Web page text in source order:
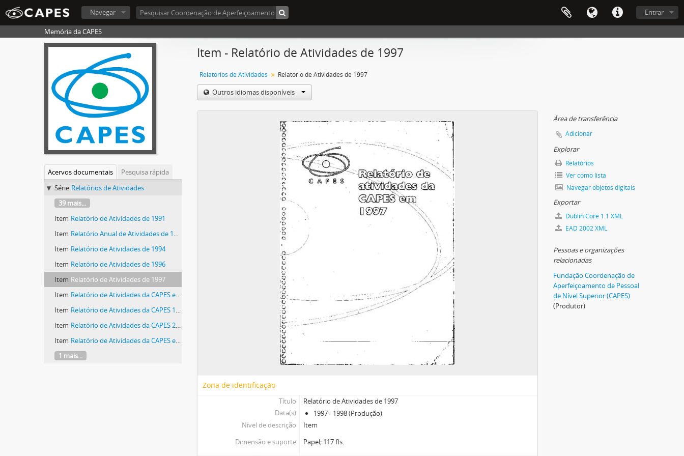
Entrar
Navegar
Memória da CAPES
Acervos documentais
Pesquisa rápida
Série Relatórios de Atividades
39 mais...
Item Relatório de Atividades de 1991
Item Relatório Anual de Atividades de 1992
Item Relatório de Atividades de 1994
Item Relatório de Atividades de 1996
Item Relatório de Atividades de 1997
Item Relatório de Atividades da CAPES em 1998
Item Relatório de Atividades da CAPES 1999
Item Relatório de Atividades da CAPES 2000
Item Relatório de Atividades da CAPES em 2002
1 mais...
Item - Relatório de Atividades de 1997
Relatórios de Atividades Relatório de Atividades de 1997
Outros idiomas disponíveis
Zona de identificação
Título
Relatório de Atividades de 1997
Data(s)
1997 - 1998 (Produção)
Nível de descrição
Item
Dimensão e suporte
Papel; 117 fls.
Área de transferência
Adicionar
Explorar
Relatórios
Ver como lista
Navegar objetos digitais
Exportar
Dublin Core 1.1 XML
EAD 2002 XML
Pessoas e organizações
relacionadas
Fundação Coordenação de
Aperfeiçoamento de Pessoal
de Nível Superior (CAPES)
(Produtor)